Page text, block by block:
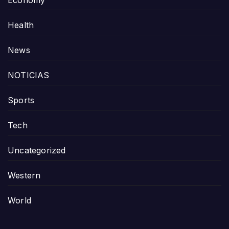
Health
News
NOTICIAS
Sports
Tech
Uncategorized
Western
World